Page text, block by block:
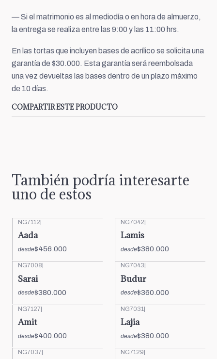
— Si el matrimonio es al mediodía o en hora de almuerzo,
la entrega se realiza entre las 9:00 y las 11:00 hrs.
En las tortas que incluyen bases de acrílico se solicita una
garantía de $30.000. Esta garantía será reembolsada
una vez devueltas las bases dentro de un plazo máximo
de 10 días.
COMPARTIR ESTE PRODUCTO
También podría interesarte
uno de estos
NG7112
Aada
desde$456.000
NG7042
Lamis
desde$380.000
NG7008
Sarai
desde$380.000
NG7043
Budur
desde$360.000
NG7127|
Amit
desde$400.000
NG7031 |
Lajia
desde$380.000
NG7037 NG7129